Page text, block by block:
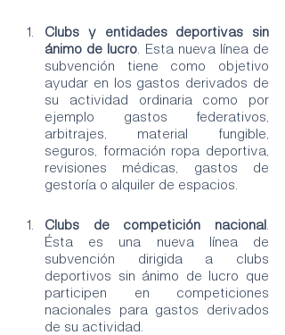
Clubs y entidades deportivas sin
ánimo de lucro . Esta nueva línea de
subvención tiene como objetivo
ayudar en los gastos derivados de
su actividad ordinaria como por
ejemplo gastos federativos,
arbitrajes, material fungible,
seguros, formación ropa deportiva,
revisiones médicas, gastos de
gestoría o alquiler de espacios.
Clubs de competición nacional
Ésta es una nueva línea de
subvención dirigida a clubs
deportivos sin ánimo de lucro que
participen en competiciones
nacionales para gastos derivados
de su actividad.